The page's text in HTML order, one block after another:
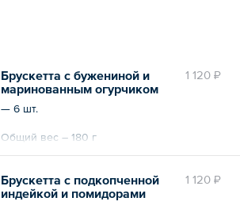
1 120 ₽
Брускетта с бужениной и
маринованным огурчиком
— 6 шт.
Общий вес – 180 г
1 120 ₽
Брускетта с подкопченной
индейкой и помидорами